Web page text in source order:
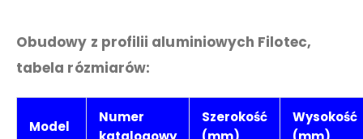
Obudowy z profilii aluminiowych Filotec,
tabela rózmiarów:
Model
Numer
Szerokość
Wysokość